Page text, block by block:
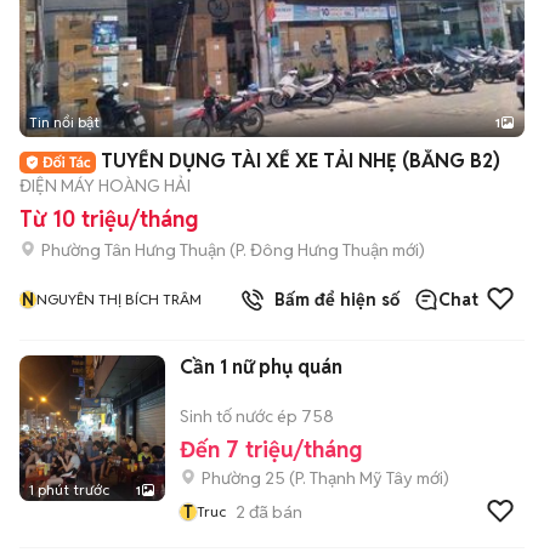
Tin nổi bật 1
TUYỂN DỤNG TÀI XẾ XE TẢI NHẸ (BẰNG B2)
ĐIỆN MÁY HOÀNG HẢI
Từ 10 triệu/tháng
Phường Tân Hưng Thuận (P. Đông Hưng Thuận mới)
NNGUYÊN THỊ BÍCH TRÂM Bấm để hiện số Chat
1 phút trước 1
Cần 1 nữ phụ quán
Sinh tố nước ép 758
Đến 7 triệu/tháng
Phường 25 (P. Thạnh Mỹ Tây mới)
T Truc 2 đã bán